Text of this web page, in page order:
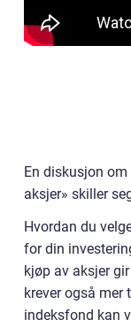
En diskusjon
aksjer» skiller
Hvordan du
for din
kjøp av aksjer
krever også mer
indeksfond kan